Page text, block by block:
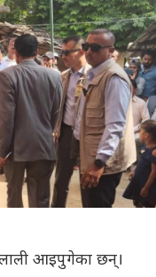
आइपुगेका छन्।